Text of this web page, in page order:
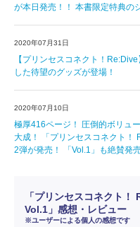
が本日発売！！ 本書限定特典の
2020年07月31日
【プリンセスコネクト！
した待望のグッズが登場！
2020年07月10日
極厚416ページ！ 圧倒的ボリュ
大成！ 「プリンセスコネクト！
2弾が発売！ 「Vol.1」も絶賛発
「プリンセスコネクト
Vol.1」感想・レビュー
※ユーザーによる個人の感想です